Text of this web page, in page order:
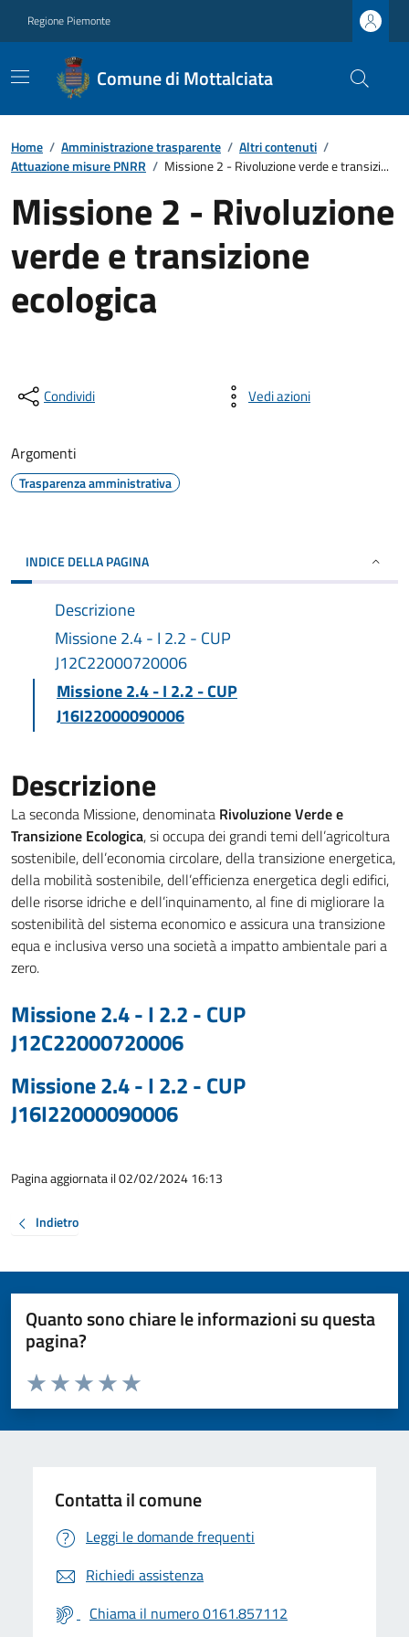
Regione Piemonte
Comune di Mottalciata
Home / Amministrazione trasparente / Altri contenuti /
Attuazione misure PNRR / Missione 2 - Rivoluzione verde e transizi...
Missione 2 - Rivoluzione
verde e transizione
ecologica
Condividi Vedi azioni
Argomenti
Trasparenza amministrativa
INDICE DELLA PAGINA
Descrizione
Missione 2.4 - I 2.2 - CUP
J12C22000720006
Missione 2.4 - I 2.2 - CUP
J16I22000090006
Descrizione
La seconda Missione, denominata Rivoluzione Verde e
Transizione Ecologica, si occupa dei grandi temi dell’agricoltura
sostenibile, dell’economia circolare, della transizione energetica,
della mobilità sostenibile, dell’efficienza energetica degli edifici,
delle risorse idriche e dell’inquinamento, al fine di migliorare la
sostenibilità del sistema economico e assicura una transizione
equa e inclusiva verso una società a impatto ambientale pari a
zero.
Missione 2.4 - I 2.2 - CUP
J12C22000720006
Missione 2.4 - I 2.2 - CUP
J16I22000090006
Pagina aggiornata il 02/02/2024 16:13
Indietro
Quanto sono chiare le informazioni su questa
pagina?
Valuta da 1 a 5 stelle la pagina
Valuta 5 stelle su 5
Valuta 4 stelle su 5
Valuta 3 stelle su 5
Valuta 2 stelle su 5
Valuta 1 stelle su 5
Contatta il comune
Leggi le domande frequenti
Richiedi assistenza
Chiama il numero 0161.857112